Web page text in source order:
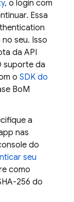
, o login com
Essa
seu. Isso
da API
suporte da
o SDK do
BoM
a
nas
do
seu
como
256 do